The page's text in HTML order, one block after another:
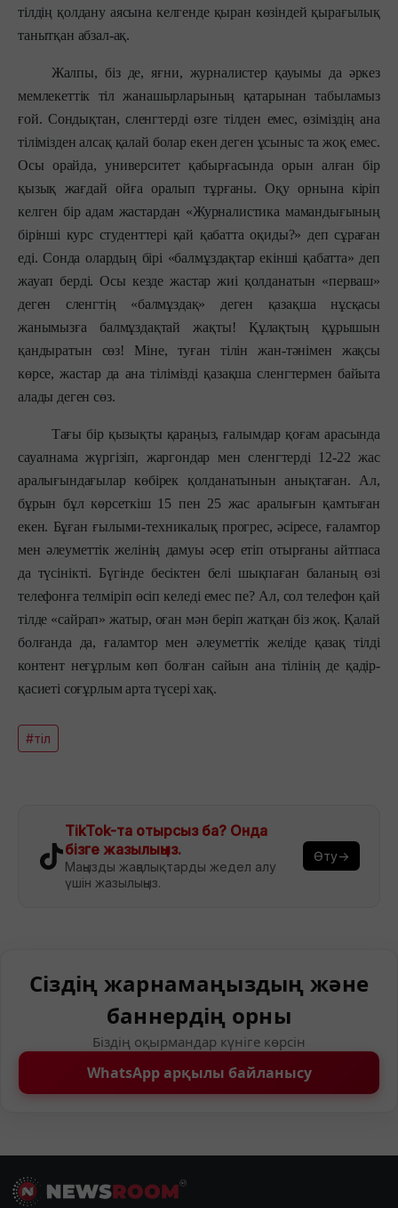
тілдің қолдану аясына келгенде қыран көзіндей қырағылық
танытқан абзал-ақ.
Жалпы, біз де, яғни, журналистер қауымы да әркез
мемлекеттік тіл жанашырларының қатарынан табыламыз
ғой. Сондықтан, сленгтерді өзге тілден емес, өзіміздің ана
тілімізден алсақ қалай болар екен деген ұсыныс та жоқ емес.
Осы орайда, университет қабырғасында орын алған бір
қызық жағдай ойға оралып тұрғаны. Оқу орнына кіріп
келген бір адам жастардан «Журналистика мамандығының
бірінші курс студенттері қай қабатта оқиды?» деп сұраған
еді. Сонда олардың бірі «балмұздақтар екінші қабатта» деп
жауап берді. Осы кезде жастар жиі қолданатын «перваш»
деген сленгтің «балмұздақ» деген қазақша нұсқасы
жанымызға балмұздақтай жақты! Құлақтың құрышын
қандыратын сөз! Міне, туған тілін жан-тәнімен жақсы
көрсе, жастар да ана тілімізді қазақша сленгтермен байыта
алады деген сөз.
Тағы бір қызықты қараңыз, ғалымдар қоғам арасында
сауалнама жүргізіп, жаргондар мен сленгтерді 12-22 жас
аралығындағылар көбірек қолданатынын анықтаған. Ал,
бұрын бұл көрсеткіш 15 пен 25 жас аралығын қамтыған
екен. Бұған ғылыми-техникалық прогрес, әсіресе, ғаламтор
мен әлеуметтік желінің дамуы әсер етіп отырғаны айтпаса
да түсінікті. Бүгінде бесіктен белі шықпаған баланың өзі
телефонға телміріп өсіп келеді емес пе? Ал, сол телефон қай
тілде «сайрап» жатыр, оған мән беріп жатқан біз жоқ. Қалай
болғанда да, ғаламтор мен әлеуметтік желіде қазақ тілді
контент неғұрлым көп болған сайын ана тілінің де қадір-
қасиеті соғұрлым арта түсері хақ.
#тіл
TikTok-та отырсыз ба? Онда
бізге жазылыңыз.
Маңызды жаңалықтарды жедел алу
үшін жазылыңыз.
Өту→
Сіздің жарнамаңыздың және
баннердің орны
Біздің оқырмандар күніге көрсін
WhatsApp арқылы байланысу